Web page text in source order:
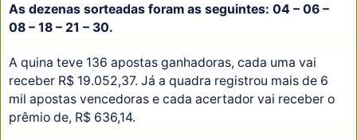
As dezenas sorteadas foram as seguintes: 04 – 06 –
08 – 18 – 21 – 30.
A quina teve 136 apostas ganhadoras, cada uma vai
receber R$ 19.052,37. Já a quadra registrou mais de 6
mil apostas vencedoras e cada acertador vai receber o
prêmio de, R$ 636,14.